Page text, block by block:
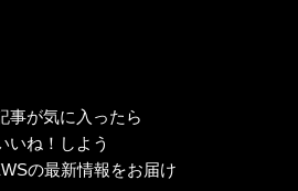
事が気に入ったら
いね！しよう
の最新情報をお届け